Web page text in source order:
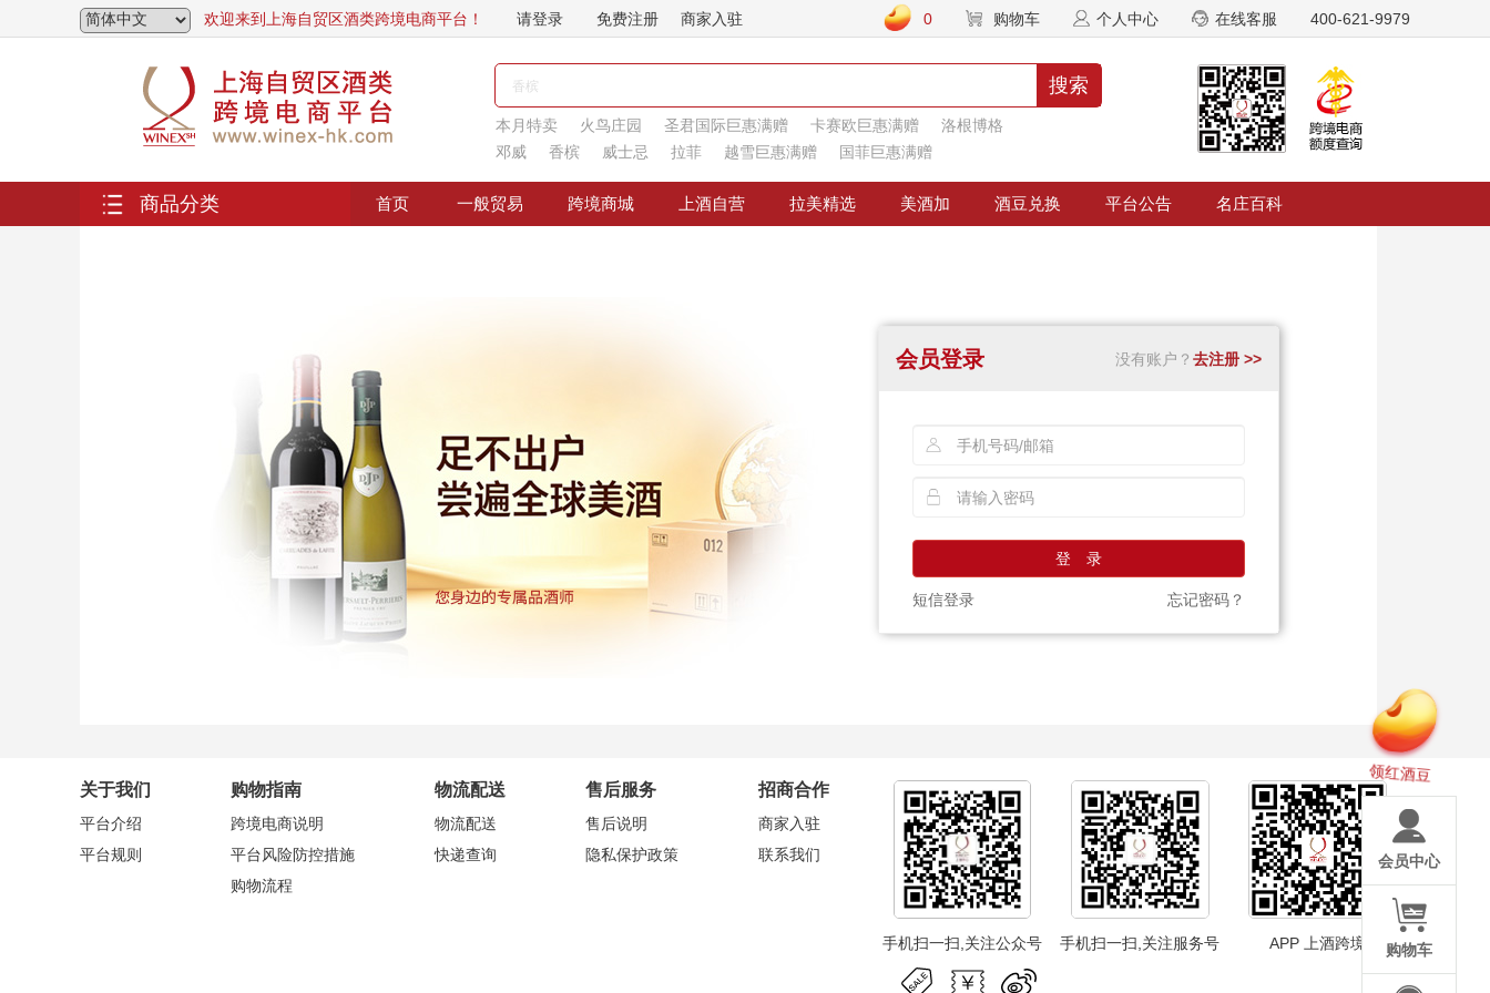
欢迎来到上海自贸区酒类跨境电商平台！ 请登录 免费注册 400-621-9979
商家入驻 在线客服
个人中心
购物车
0
搜索
本月特卖 火鸟庄园 圣君国际巨惠满赠 卡赛欧巨惠满赠
洛根博格
邓威
香槟 威士忌 拉菲 越雪巨惠满赠 国菲巨惠满赠
商品分类 首页 一般贸易 跨境商城 上酒自营 拉美精选 美酒加 酒豆兑换 平台公告 名庄百科
领红酒豆
会员中心
购物车
会员登录 去注册 >>
没有账户？
登 录
短信登录 忘记密码？
关于我们
平台介绍
平台规则
购物指南
跨境电商说明
平台风险防控措施
购物流程
物流配送
物流配送
快递查询
售后服务
售后说明
隐私保护政策
招商合作
商家入驻
联系我们
手机扫一扫,关注公众号 手机扫一扫,关注服务号 APP 上酒跨境